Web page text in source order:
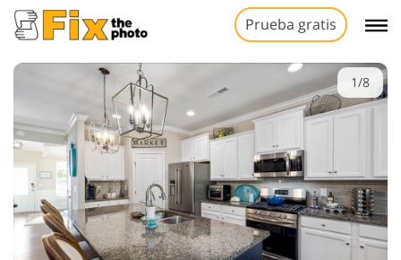
Prueba gratis
1/8